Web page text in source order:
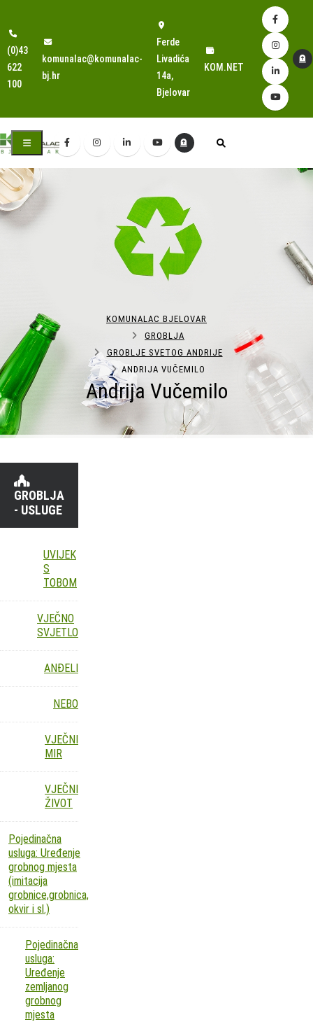
(0)43
622
100
komunalac@komunalac-
bj.hr
Ferde
Livadića
14a,
Bjelovar
KOM.NET
Andrija Vučemilo
KOMUNALAC BJELOVAR
GROBLJA
GROBLJE SVETOG ANDRIJE
ANDRIJA VUČEMILO
GROBLJA
- USLUGE
UVIJEK
S
TOBOM
VJEČNO
SVJETLO
ANĐELI
NEBO
VJEČNI
MIR
VJEČNI
ŽIVOT
Pojedinačna
usluga: Uređenje
grobnog mjesta
(imitacija
grobnice,grobnica,
okvir i sl.)
Pojedinačna
usluga:
Uređenje
zemljanog
grobnog
mjesta